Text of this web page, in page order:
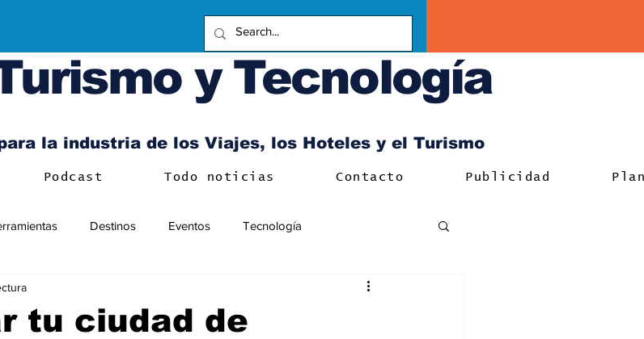
y Tecnología
la industria de los Viajes, los Hoteles y el Turismo
Podcast Todo noticias Contacto Publicidad
Destinos Eventos Tecnología
tu ciudad de